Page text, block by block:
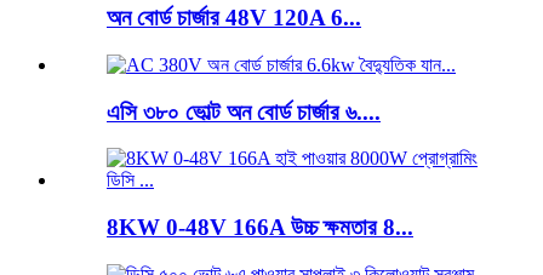
অন ​​বোর্ড চার্জার 48V 120A 6...
এসি ৩৮০ ভোল্ট অন বোর্ড চার্জার ৬....
8KW 0-48V 166A উচ্চ ক্ষমতার 8...